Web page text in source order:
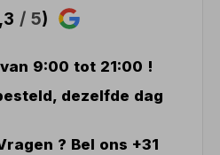
/ 5)
9:00 tot 21:00 !
dezelfde dag
? Bel ons +31